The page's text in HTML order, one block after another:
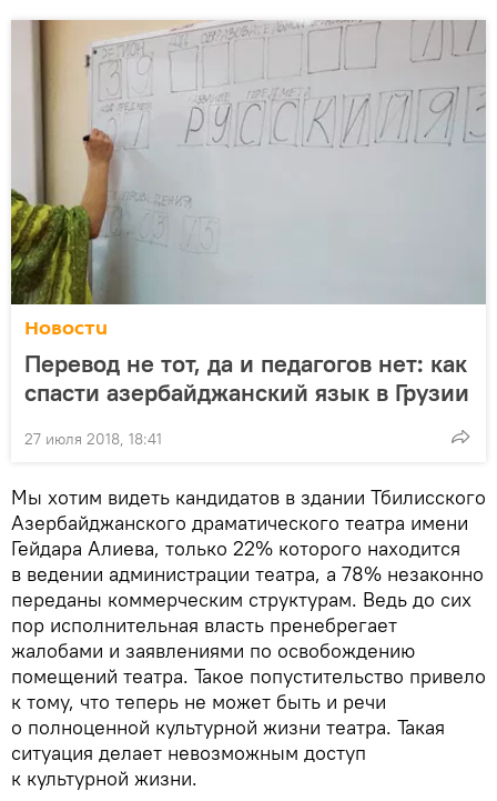
Новости
Перевод не тот, да и педагогов нет: как
спасти азербайджанский язык в Грузии
27 июля 2018, 18:41
Мы хотим видеть кандидатов в здании Тбилисского
Азербайджанского драматического театра имени
Гейдара Алиева, только 22% которого находится
в ведении администрации театра, а 78% незаконно
переданы коммерческим структурам. Ведь до сих
пор исполнительная власть пренебрегает
жалобами и заявлениями по освобождению
помещений театра. Такое попустительство привело
к тому, что теперь не может быть и речи
о полноценной культурной жизни театра. Такая
ситуация делает невозможным доступ
к культурной жизни.